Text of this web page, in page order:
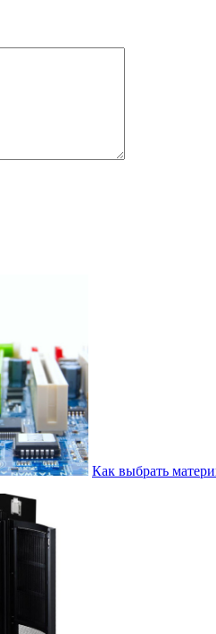
Как выбрать